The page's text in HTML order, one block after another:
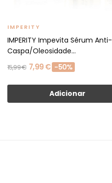
IMPERITY
IMPERITY Impevita Sérum Anti-
Caspa/Oleosidade...
15,99 € 7,99 € -50%
Adicionar